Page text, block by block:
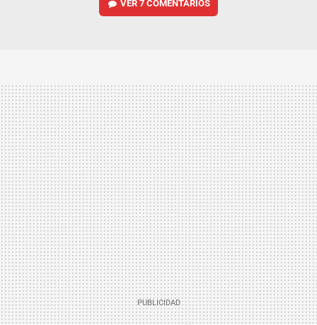
VER7 COMENTARIOS